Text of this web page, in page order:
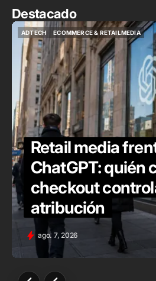
Destacado
ADTECH
ADTECH
ECOMMERCE & RETAILMEDIA
ECOMMERCE & RETAILMEDIA
Retail media
ChatGPT: quién
checkout
atribución
ago. 7, 2026